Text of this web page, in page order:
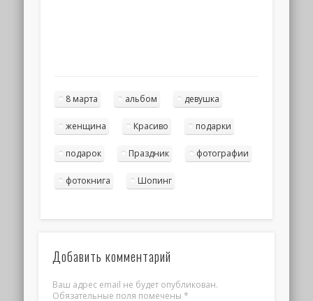
8 марта альбом девушка
женщина Красиво подарки
подарок Праздник фотографии
фотокнига Шопинг
Добавить комментарий
Ваш адрес email не будет опубликован.
Обязательные поля помечены *